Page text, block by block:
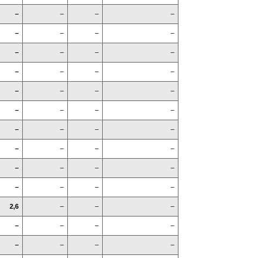
– – – –
– – – –
– – – –
– – – –
– – – –
– – – –
– – – –
– – – –
– – – –
– – – –
2,6 – – –
– – – –
– – – –